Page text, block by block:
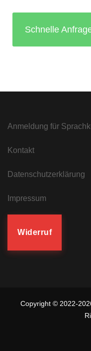
Schnelle
Anmeldung für
Kontakt
Datenschutzerklärung
Impressum
Widerruf
Copyright © 2022-